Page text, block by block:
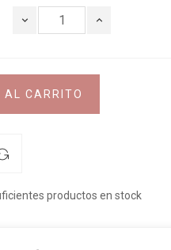
AL CARRITO
productos en stock